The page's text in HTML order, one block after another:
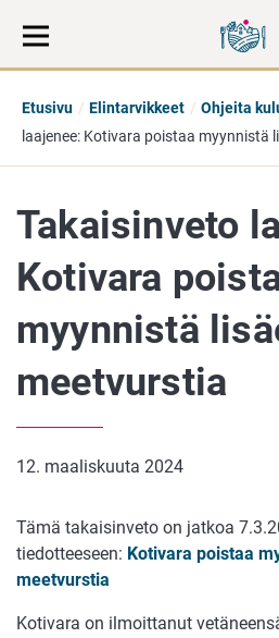
koko
Etusivu Elintarvikkeet Ohjeita
laajenee: Kotivara poistaa myynnistä
Takaisinveto
Kotivara
myynnistä
meetvurstia
12. maaliskuuta 2024
Tämä takaisinveto on jatkoa
tiedotteeseen: Kotivara poistaa
meetvurstia
Kotivara on ilmoittanut